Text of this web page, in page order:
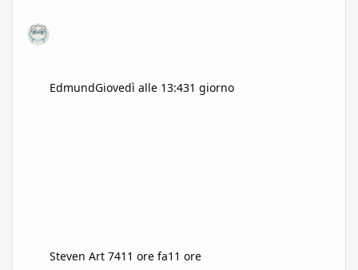
EdmundGiovedì alle 13:431 giorno
Steven Art 7411 ore fa11 ore